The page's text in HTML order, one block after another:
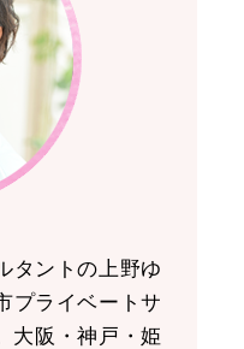
タントの上野ゆ
プライベートサ
大阪・神戸・姫